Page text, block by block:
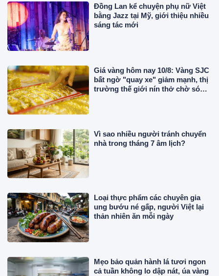
Đồng Lan kể chuyện phụ nữ Việt
bằng Jazz tại Mỹ, giới thiệu nhiều
sáng tác mới
Giá vàng hôm nay 10/8: Vàng SJC
bất ngờ "quay xe" giảm mạnh, thị
trường thế giới nín thở chờ sóng
Vì sao nhiều người tránh chuyển
nhà trong tháng 7 âm lịch?
Loại thực phẩm các chuyên gia
ung bướu né gấp, người Việt lại
thản nhiên ăn mỗi ngày
Mẹo bảo quản hành lá tươi ngon
cả tuần không lo dập nát, úa vàng